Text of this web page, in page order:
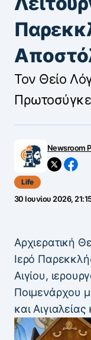
Τον Θείο
Newsroom
Life
30 Ιουνίου 2026,
Αρχιερατική
Ιερό
Αιγίου,
Ποιμενάρχου
και